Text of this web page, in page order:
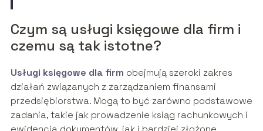
Czym są usługi księgowe dla firm i
czemu są tak istotne?
Usługi księgowe dla firm obejmują szeroki zakres
działań związanych z zarządzaniem finansami
przedsiębiorstwa. Mogą to być zarówno podstawowe
zadania, takie jak prowadzenie ksiąg rachunkowych i